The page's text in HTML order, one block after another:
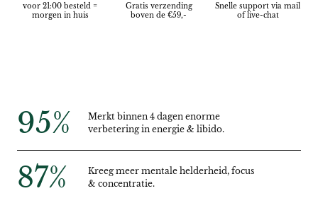
voor 21:00 besteld =
morgen in huis
Gratis verzending
boven de €59,-
Snelle support via mail
of live-chat
95%
Merkt binnen 4 dagen enorme
verbetering in energie & libido.
87%
Kreeg meer mentale helderheid, focus
& concentratie.